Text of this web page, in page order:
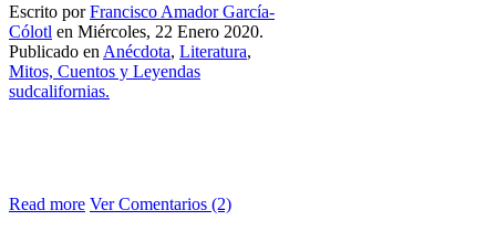
Escrito porFrancisco Amador García-
Cólotl en Miércoles, 22 Enero 2020.
Publicado en Anécdota, Literatura,
Mitos, Cuentos y Leyendas
sudcalifornias.
Read more Ver Comentarios (2)